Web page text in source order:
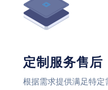
定制服务售后
根据需求提供满足特定